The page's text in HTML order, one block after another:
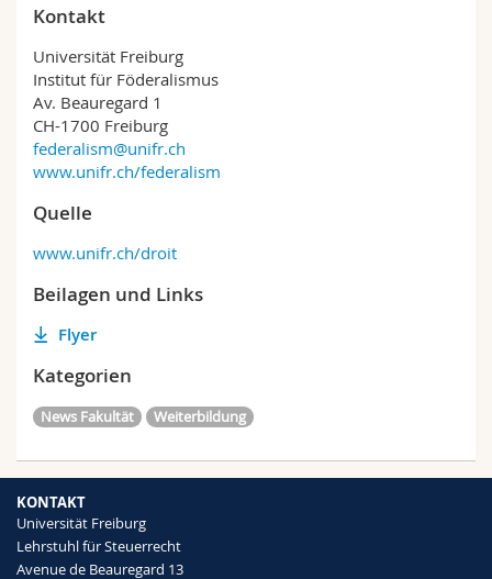
Kontakt
Universität Freiburg
Institut für Föderalismus
Av. Beauregard 1
CH-1700 Freiburg
federalism@unifr.ch
www.unifr.ch/federalism
Quelle
www.unifr.ch/droit
Beilagen und Links
Flyer
Kategorien
News Fakultät Weiterbildung
KONTAKT
Universität Freiburg
Lehrstuhl für Steuerrecht
Avenue de Beauregard 13